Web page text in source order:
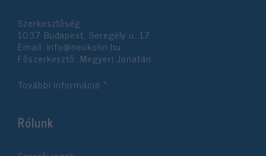
Szerkesztőség:
1037 Budapest, Seregély u. 17.
Email: info@neokohn.hu
Főszerkesztő: Megyeri Jonatán
További információ »
Rólunk